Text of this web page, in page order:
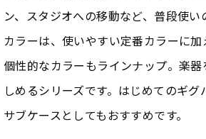
ン、スタジオへの移動など、普段使い
カラーは、使いやすい定番カラーに
個性的なカラーもラインナップ。楽
しめるシリーズです。はじめてのギ
サブケースとしてもおすすめです。